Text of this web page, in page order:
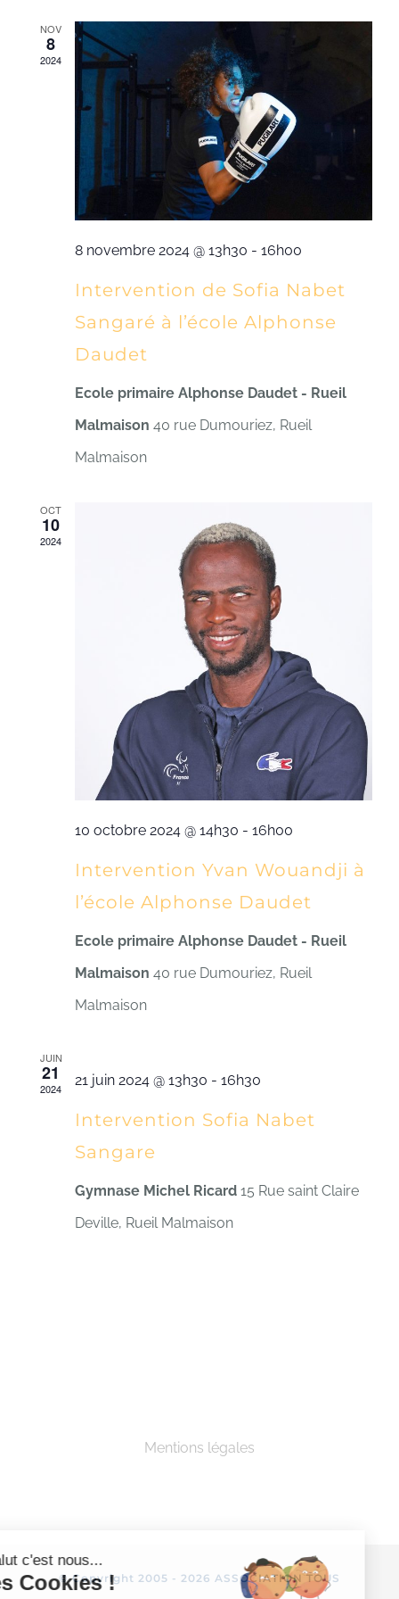
de
NOV
8
2024
8 novembre 2024 @ 13h30 - 16h00
Intervention de Sofia Nabet
Sangaré à l’école Alphonse
Daudet
Ecole primaire Alphonse Daudet - Rueil
Malmaison 40 rue Dumouriez, Rueil
Malmaison
OCT
10
2024
10 octobre 2024 @ 14h30 - 16h00
Intervention Yvan Wouandji à
l’école Alphonse Daudet
Ecole primaire Alphonse Daudet - Rueil
Malmaison 40 rue Dumouriez, Rueil
Malmaison
JUIN
21
2024 21 juin 2024 @ 13h30 - 16h30
Intervention Sofia Nabet
Sangare
Gymnase Michel Ricard 15 Rue saint Claire
Deville, Rueil Malmaison
Mentions légales
© Copyright 2005 - 2026 ASSOCIATION TOUS
Salut c'est nous...
les Cookies !